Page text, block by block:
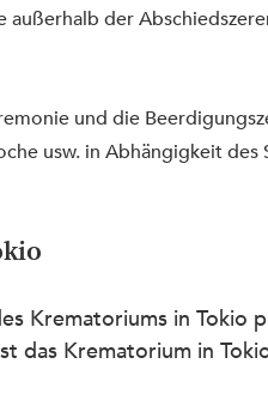
der
und die
usw. in Abhängigkeit des
Krematoriums in Tokio
das Krematorium in